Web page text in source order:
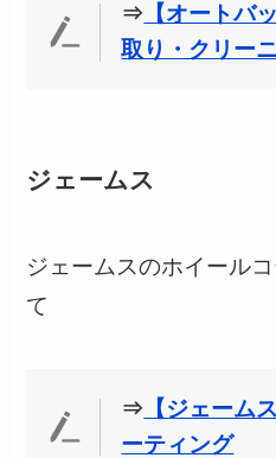
⇒ 【オートバ
取り・クリー
ジェームス
ジェームスのホイール
て
⇒ 【ジェーム
ーティング